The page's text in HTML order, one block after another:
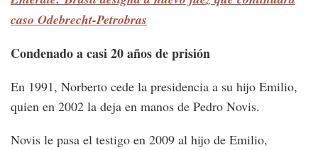
caso Odebrecht-Petrobras
Condenado a casi 20 años de prisión
En 1991, Norberto cede la presidencia a su hijo Emilio,
quien en 2002 la deja en manos de Pedro Novis.
Novis le pasa el testigo en 2009 al hijo de Emilio,